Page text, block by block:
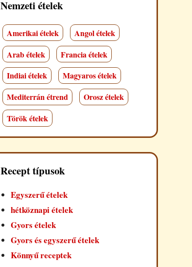
Nemzeti ételek
Amerikai ételek
Angol ételek
Arab ételek
Francia ételek
Indiai ételek
Magyaros ételek
Mediterrán étrend
Orosz ételek
Török ételek
Recept típusok
Egyszerű ételek
hétköznapi ételek
Gyors ételek
Gyors és egyszerű ételek
Könnyű receptek